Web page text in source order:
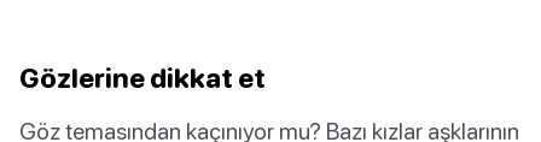
Gözlerine dikkat et
Göz temasından kaçınıyor mu? Bazı kızlar aşklarının